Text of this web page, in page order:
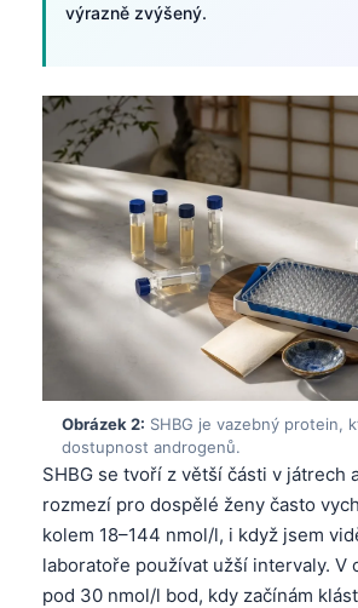
výrazně zvýšený.
Obrázek 2: SHBG je vazebný protein,
dostupnost androgenů.
SHBG se tvoří z větší části v játrech
rozmezí pro dospělé ženy často
kolem 18–144 nmol/l, i když jsem
laboratoře používat užší intervaly. V
pod 30 nmol/l bod, kdy začínám